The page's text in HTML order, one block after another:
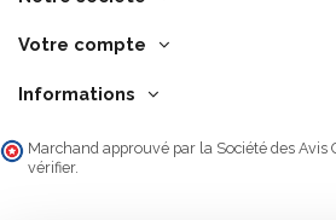
Votre compte
Informations
Marchand approuvé par la Société des Avis
vérifier.